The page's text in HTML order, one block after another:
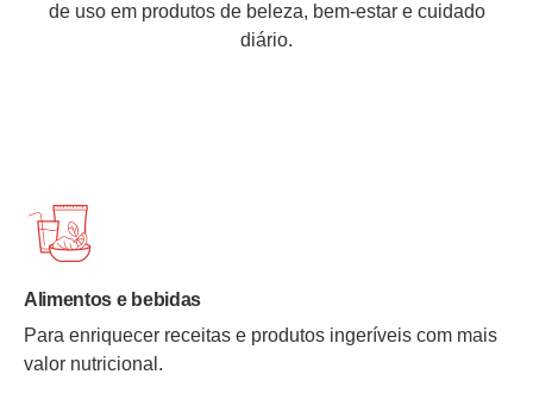
de uso em produtos de beleza, bem-estar e cuidado
diário.
Alimentos e bebidas
Para enriquecer receitas e produtos ingeríveis com mais
valor nutricional.